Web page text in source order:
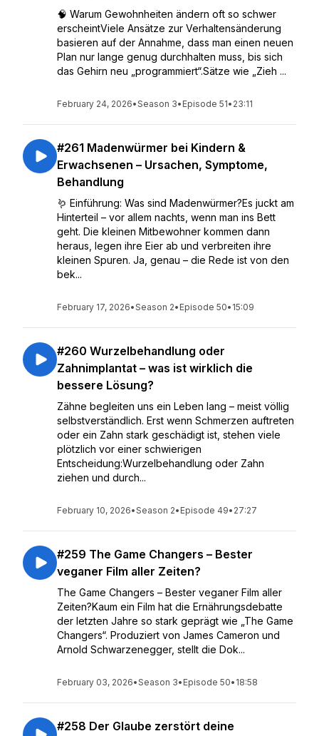
🧠 Warum Gewohnheiten ändern oft so schwer
erscheintViele Ansätze zur Verhaltensänderung
basieren auf der Annahme, dass man einen neuen
Plan nur lange genug durchhalten muss, bis sich
das Gehirn neu „programmiert“.Sätze wie „Zieh ...
February 24, 2026•Season 3• Episode 51• 23:11
#261 Madenwürmer bei Kindern &
Erwachsenen – Ursachen, Symptome,
Behandlung
🪱 Einführung: Was sind Madenwürmer?Es juckt am
Hinterteil – vor allem nachts, wenn man ins Bett
geht. Die kleinen Mitbewohner kommen dann
heraus, legen ihre Eier ab und verbreiten ihre
kleinen Spuren. Ja, genau – die Rede ist von den
bek...
February 17, 2026•Season 2• Episode 50• 15:09
#260 Wurzelbehandlung oder
Zahnimplantat – was ist wirklich die
bessere Lösung?
Zähne begleiten uns ein Leben lang – meist völlig
selbstverständlich. Erst wenn Schmerzen auftreten
oder ein Zahn stark geschädigt ist, stehen viele
plötzlich vor einer schwierigen
Entscheidung:Wurzelbehandlung oder Zahn
ziehen und durch...
February 10, 2026•Season 2• Episode 49• 27:27
#259 The Game Changers – Bester
veganer Film aller Zeiten?
The Game Changers – Bester veganer Film aller
Zeiten?Kaum ein Film hat die Ernährungsdebatte
der letzten Jahre so stark geprägt wie „The Game
Changers“. Produziert von James Cameron und
Arnold Schwarzenegger, stellt die Dok...
February 03, 2026•Season 3• Episode 50• 18:58
#258 Der Glaube zerstört deine